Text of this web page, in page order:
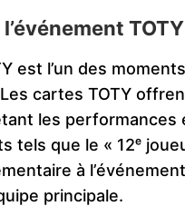
TOTY
est l’un des
Les cartes TOTY
les performances
tels que le « 12ᵉ
à
principale.